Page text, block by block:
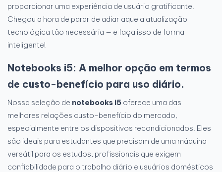
proporcionar uma experiência de usuário gratificante.
Chegou a hora de parar de adiar aquela atualização
tecnológica tão necessária — e faça isso de forma
inteligente!
Notebooks i5: A melhor opção em termos
de custo-benefício para uso diário.
Nossa seleção de notebooks i5 oferece uma das
melhores relações custo-benefício do mercado,
especialmente entre os dispositivos recondicionados. Eles
são ideais para estudantes que precisam de uma máquina
versátil para os estudos, profissionais que exigem
confiabilidade para o trabalho diário e usuários domésticos